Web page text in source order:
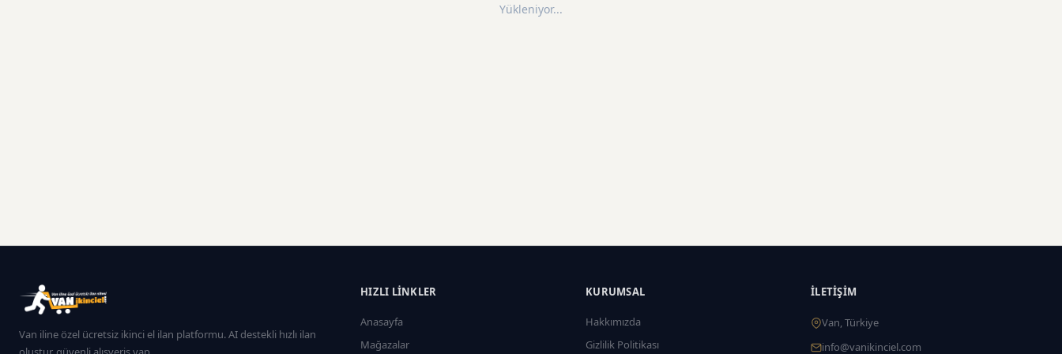
Yükleniyor...
Van iline özel ücretsiz ikinci el ilan platformu. AI destekli hızlı ilan
HIZLI LINKLER
Anasayfa
Mağazalar
KURUMSAL
Hakkımızda
Gizlilik Politikası
İLETIŞIM
Van, Türkiye
info@vanikinciel.com